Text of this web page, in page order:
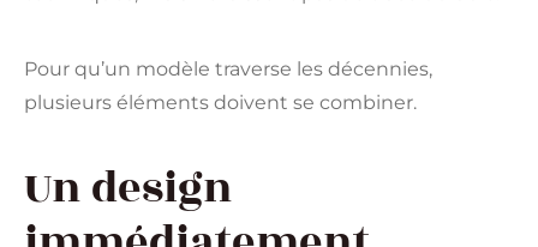
Pour qu’un modèle traverse les décennies,
plusieurs éléments doivent se combiner.
Un design